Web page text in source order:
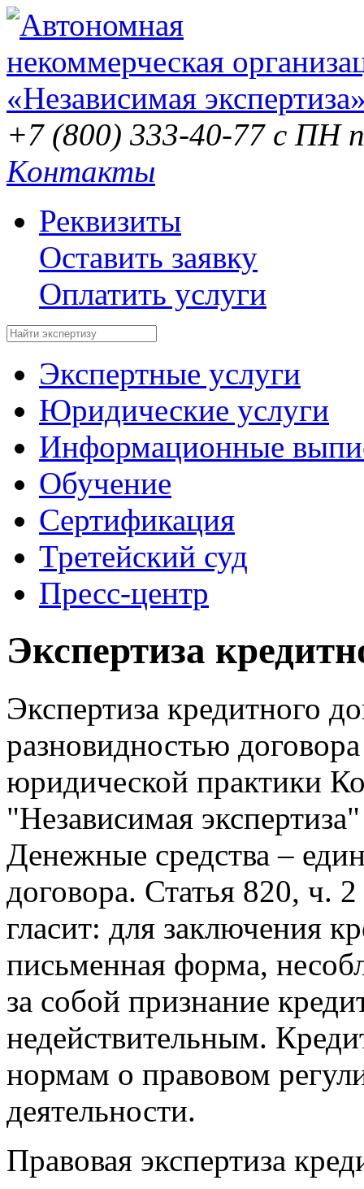
+7 (800) 333-40-77 с ПН
Контакты
Реквизиты
Оставить заявку
Оплатить услуги
Экспертные услуги
Юридические услуги
Информационные
Обучение
Сертификация
Третейский суд
Пресс-центр
Экспертиза
Экспертиза кредитного
разновидностью
юридической практики
"Независимая
Денежные средства –
договора. Статья 820, ч.
гласит: для заключения
письменная форма,
за собой признание
недействительным.
нормам о правовом
деятельности.
Правовая экспертиза